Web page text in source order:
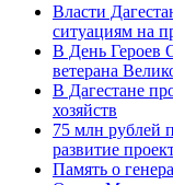
Власти
ситуациям на
В День Героев
ветерана
В Дагестане
хозяйств
75 млн рублей
развитие
Память о